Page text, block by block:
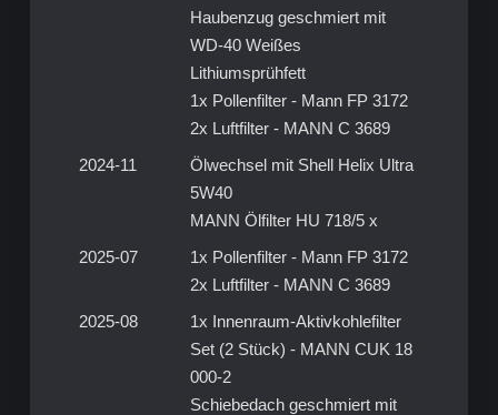
Haubenzug geschmiert mit
WD-40 Weißes
Lithiumsprühfett
1x Pollenfilter - Mann FP 3172
2x Luftfilter - MANN C 3689
2024-11
Ölwechsel mit Shell Helix Ultra
5W40
MANN Ölfilter HU 718/5 x
2025-07
1x Pollenfilter - Mann FP 3172
2x Luftfilter - MANN C 3689
2025-08
1x Innenraum-Aktivkohlefilter
Set (2 Stück) - MANN CUK 18
000-2
Schiebedach geschmiert mit